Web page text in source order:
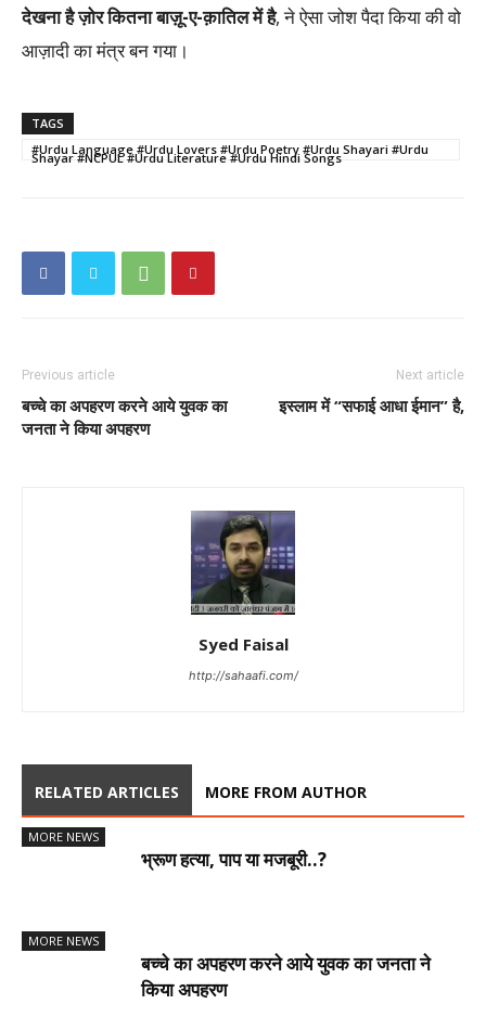
देखना है ज़ोर कितना बाज़ू-ए-क़ातिल में है, ने ऐसा जोश पैदा किया की वो
आज़ादी का मंत्र बन गया।
TAGS
#Urdu Language #Urdu Lovers #Urdu Poetry #Urdu Shayari #Urdu
Shayar #NCPUL #Urdu Literature #Urdu Hindi Songs
Previous article
बच्चे का अपहरण करने आये युवक का
जनता ने किया अपहरण
Next article
इस्लाम में “सफाई आधा ईमान” है,
Syed Faisal
http://sahaafi.com/
RELATED ARTICLES MORE FROM AUTHOR
MORE NEWS
भ्रूण हत्या, पाप या मजबूरी..?
MORE NEWS
बच्चे का अपहरण करने आये युवक का जनता ने
किया अपहरण